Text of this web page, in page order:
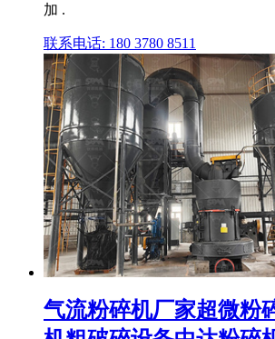
加 .
联系电话: 180 3780 8511
气流粉碎机厂家超微粉